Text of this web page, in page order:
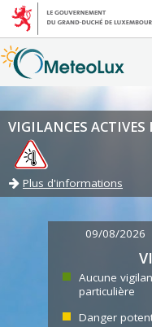
VIGILANCES ACTIVES
Plus d'informations
09/08/2026
Aucune
particulière
Danger